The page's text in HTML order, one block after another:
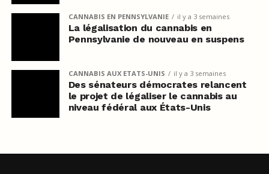
CANNABIS EN PENNSYLVANIE il y a 3 semaines
La légalisation du cannabis en
Pennsylvanie de nouveau en suspens
CANNABIS AUX ETATS-UNIS il y a 3 semaines
Des sénateurs démocrates relancent
le projet de légaliser le cannabis au
niveau fédéral aux États-Unis